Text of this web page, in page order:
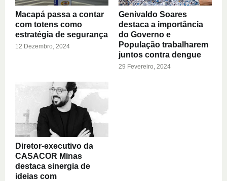
Macapá passa a contar
com totens como
estratégia de segurança
12 Dezembro, 2024
Genivaldo Soares
destaca a importância
do Governo e
População trabalharem
juntos contra dengue
29 Fevereiro, 2024
Diretor-executivo da
CASACOR Minas
destaca sinergia de
ideias com